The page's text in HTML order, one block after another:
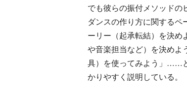
でも彼らの振付メソッドの
ダンスの作り方に関するペ
ーリー（起承転結）を決め
や音楽担当など）を決めよ
具）を使ってみよう」……
かりやすく説明している。